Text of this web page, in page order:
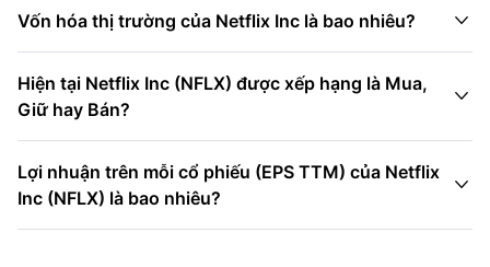
Vốn hóa thị trường của Netflix Inc là bao nhiêu? 
Hiện tại Netflix Inc (NFLX) được xếp hạng là Mua,
Giữ hay Bán?

Lợi nhuận trên mỗi cổ phiếu (EPS TTM) của Netflix
Inc (NFLX) là bao nhiêu?
